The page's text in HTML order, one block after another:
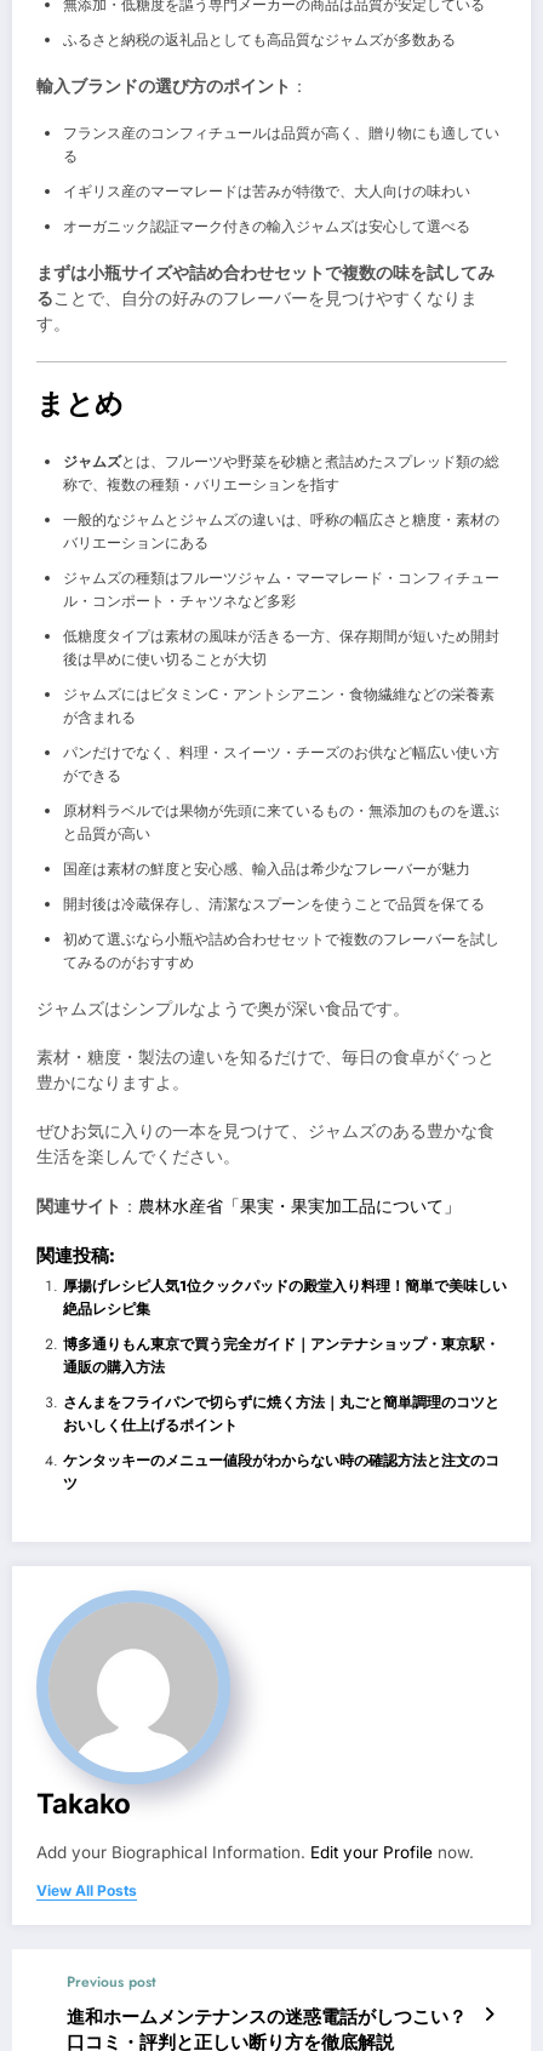
無添加・低糖度を謳う専門メーカーの商品は品質が安定している
ふるさと納税の返礼品としても高品質なジャムズが多数ある
輸入ブランドの選び方のポイント ：
フランス産のコンフィチュールは品質が高く、贈り物にも適してい
る
イギリス産のマーマレードは苦みが特徴で、大人向けの味わい
オーガニック認証マーク付きの輸入ジャムズは安心して選べる
まずは小瓶サイズや詰め合わせセットで複数の味を試してみ
ることで、自分の好みのフレーバーを見つけやすくなりま
す。
まとめ
ジャムズとは、フルーツや野菜を砂糖と煮詰めたスプレッド類の総
称で、複数の種類・バリエーションを指す
一般的なジャムとジャムズの違いは、呼称の幅広さと糖度・素材の
バリエーションにある
ジャムズの種類はフルーツジャム・マーマレード・コンフィチュー
ル・コンポート・チャツネなど多彩
低糖度タイプは素材の風味が活きる一方、保存期間が短いため開封
後は早めに使い切ることが大切
ジャムズにはビタミンC・アントシアニン・食物繊維などの栄養素
が含まれる
パンだけでなく、料理・スイーツ・チーズのお供など幅広い使い方
ができる
原材料ラベルでは果物が先頭に来ているもの・無添加のものを選ぶ
と品質が高い
国産は素材の鮮度と安心感、輸入品は希少なフレーバーが魅力
開封後は冷蔵保存し、清潔なスプーンを使うことで品質を保てる
初めて選ぶなら小瓶や詰め合わせセットで複数のフレーバーを試し
てみるのがおすすめ
ジャムズはシンプルなようで奥が深い食品です。
素材・糖度・製法の違いを知るだけで、毎日の食卓がぐっと
豊かになりますよ。
ぜひお気に入りの一本を見つけて、ジャムズのある豊かな食
生活を楽しんでください。
関連サイト ： 農林水産省「果実・果実加工品について」
関連投稿:
厚揚げレシピ人気1位クックパッドの殿堂入り料理！簡単で美味しい
絶品レシピ集
博多通りもん東京で買う完全ガイド｜アンテナショップ・東京駅・
通販の購入方法
さんまをフライパンで切らずに焼く方法｜丸ごと簡単調理のコツと
おいしく仕上げるポイント
ケンタッキーのメニュー値段がわからない時の確認方法と注文のコ
ツ
Takako
Add your Biographical Information. Edit your Profile now.
View All Posts
Previous post
進和ホームメンテナンスの迷惑電話がしつこい？
口コミ・評判と正しい断り方を徹底解説